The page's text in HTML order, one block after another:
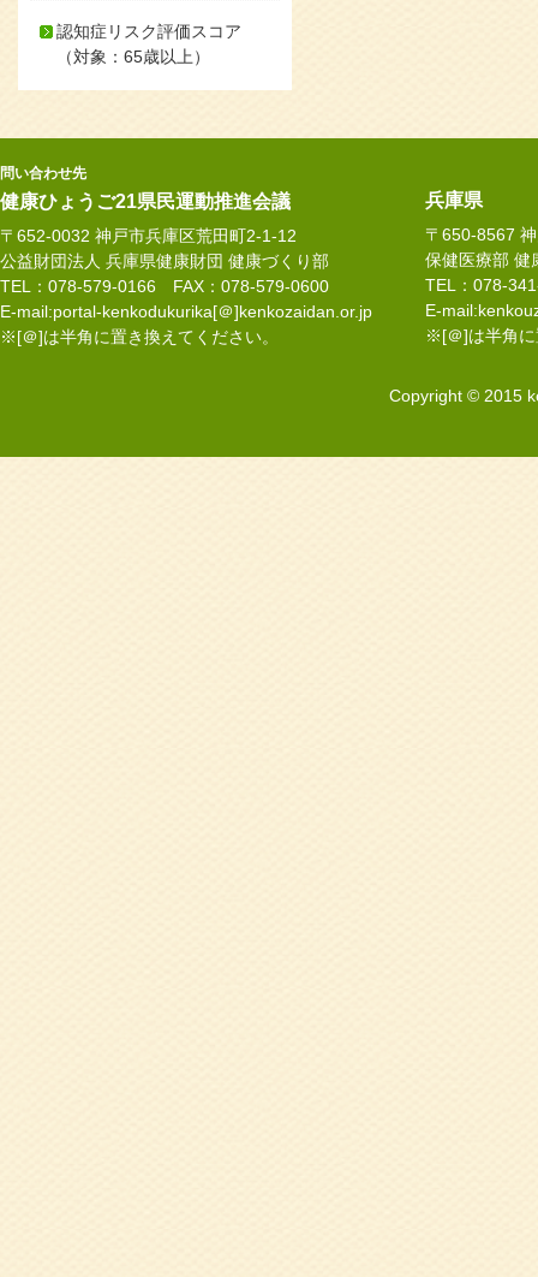
認知症リスク評価スコア
（対象：65歳以上）
問い合わせ先
健康ひょうご21県民運動推進会議
〒652-0032 神戸市兵庫区荒田町2-1-12
公益財団法人 兵庫県健康財団 健康づくり部
TEL：078-579-0166 FAX：078-579-0600
E-mail:portal-kenkodukurika[＠]kenkozaidan.or.jp
※[＠]は半角に置き換えてください。
兵庫県
〒650-8567
保健医療部 健
TEL：078-
E-
※[＠]は半角に
Copyright © 2015